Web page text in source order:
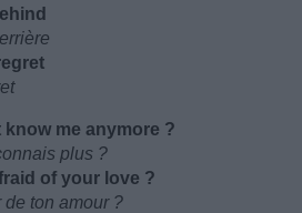
me anymore ?
plus ?
of your love ?
ton amour ?